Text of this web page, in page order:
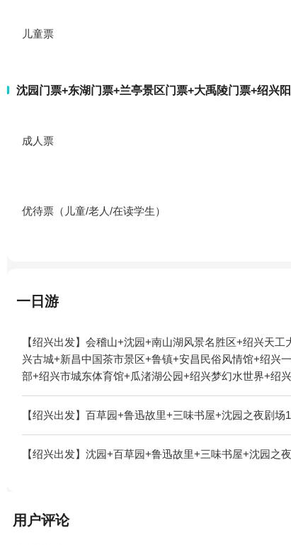
儿童票
沈园门票+东湖门票+兰亭景区门票+大禹陵门票+绍兴
成人票
优待票（儿童/老人/在读学生）
一日游
【绍兴出发】会稽山+沈园+南山湖风景名胜区+绍兴天
兴古城+新昌中国茶市景区+鲁镇+安昌民俗风情馆+绍兴
部+绍兴市城东体育馆+瓜渚湖公园+绍兴梦幻水世界+绍
老街1日游
【绍兴出发】百草园+鲁迅故里+三味书屋+沈园之夜剧场
【绍兴出发】沈园+百草园+鲁迅故里+三味书屋+沈园之
用户评论